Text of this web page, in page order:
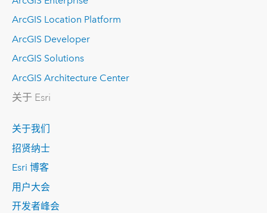
ArcGIS Location Platform
ArcGIS Developer
ArcGIS Solutions
ArcGIS Architecture Center
关于 Esri
关于我们
招贤纳士
Esri 博客
用户大会
开发者峰会